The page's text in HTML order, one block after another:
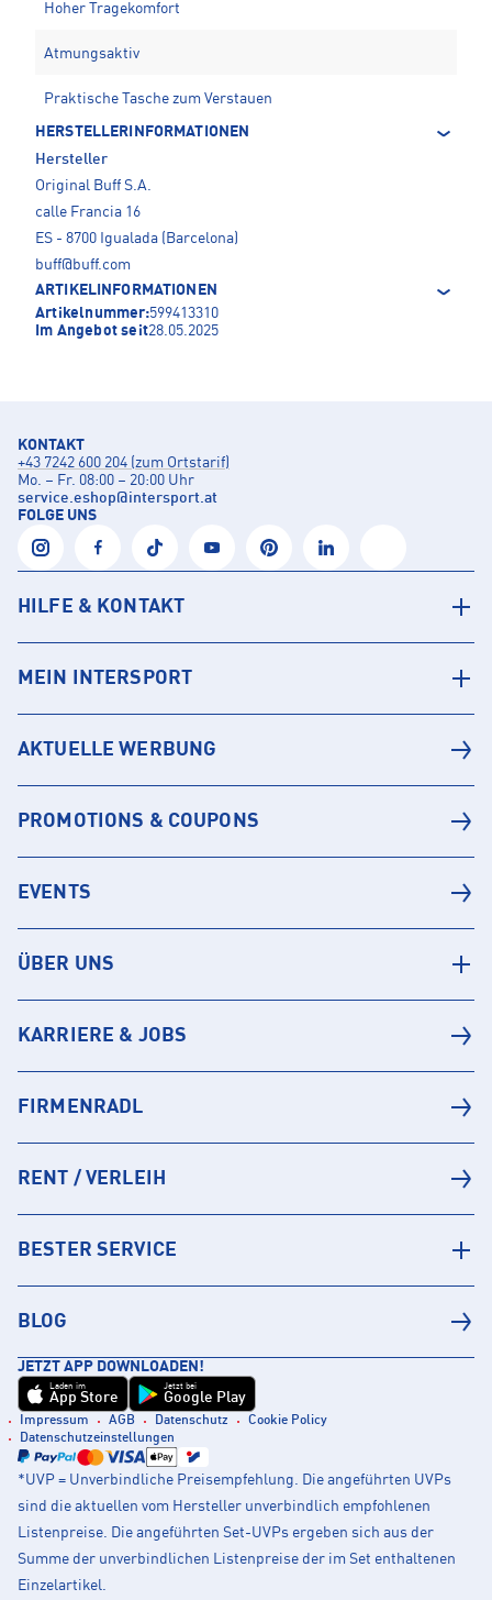
Hoher Tragekomfort
Atmungsaktiv
Praktische Tasche zum Verstauen
HERSTELLERINFORMATIONEN
Hersteller
Original Buff S.A.
calle Francia 16
ES - 8700 Igualada (Barcelona)
buff@buff.com
ARTIKELINFORMATIONEN
Artikelnummer:599413310
Im Angebot seit28.05.2025
KONTAKT
+43 7242 600 204 (zum Ortstarif)
Mo. – Fr. 08:00 – 20:00 Uhr
service.eshop@intersport.at
FOLGE UNS
HILFE & KONTAKT
MEIN INTERSPORT
AKTUELLE WERBUNG
PROMOTIONS & COUPONS
EVENTS
ÜBER UNS
KARRIERE & JOBS
FIRMENRADL
RENT / VERLEIH
BESTER SERVICE
BLOG
JETZT APP DOWNLOADEN!
Laden im
App Store
Jetzt bei
Google Play
Impressum AGB Datenschutz
Cookie Policy
Datenschutzeinstellungen
*UVP = Unverbindliche Preisempfehlung. Die angeführten UVPs
sind die aktuellen vom Hersteller unverbindlich empfohlenen
Listenpreise. Die angeführten Set-UVPs ergeben sich aus der
Summe der unverbindlichen Listenpreise der im Set enthaltenen
Einzelartikel.